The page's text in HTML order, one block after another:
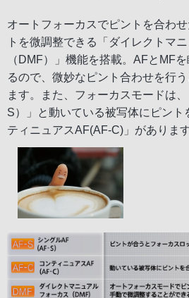
オートフォーカスでピントを合わ
トを微調整できる「ダイレクトマ
（DMF）」機能を搭載。AFとMF
るので、微妙なピント合わせを行
ます。また、フォーカスモードは
S）」と動いている被写体にピント
ティニュアスAF(AF-C)」があります